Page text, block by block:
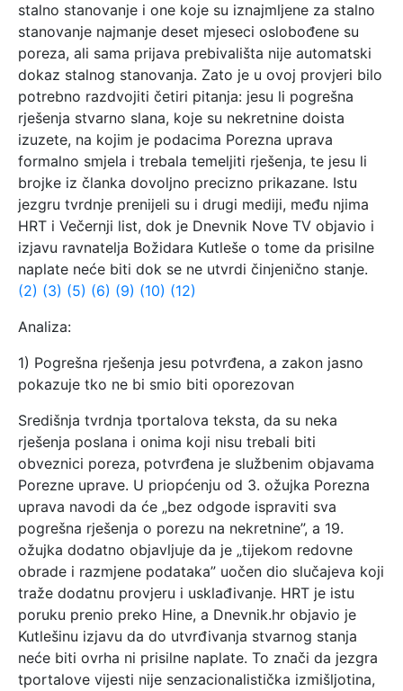
stalno stanovanje i one koje su iznajmljene za stalno
stanovanje najmanje deset mjeseci oslobođene su
poreza, ali sama prijava prebivališta nije automatski
dokaz stalnog stanovanja. Zato je u ovoj provjeri bilo
potrebno razdvojiti četiri pitanja: jesu li pogrešna
rješenja stvarno slana, koje su nekretnine doista
izuzete, na kojim je podacima Porezna uprava
formalno smjela i trebala temeljiti rješenja, te jesu li
brojke iz članka dovoljno precizno prikazane. Istu
jezgru tvrdnje prenijeli su i drugi mediji, među njima
HRT i Večernji list, dok je Dnevnik Nove TV objavio i
izjavu ravnatelja Božidara Kutleše o tome da prisilne
naplate neće biti dok se ne utvrdi činjenično stanje.
(2) (3) (5) (6) (9) (10) (12)
Analiza:
1) Pogrešna rješenja jesu potvrđena, a zakon jasno
pokazuje tko ne bi smio biti oporezovan
Središnja tvrdnja tportalova teksta, da su neka
rješenja poslana i onima koji nisu trebali biti
obveznici poreza, potvrđena je službenim objavama
Porezne uprave. U priopćenju od 3. ožujka Porezna
uprava navodi da će „bez odgode ispraviti sva
pogrešna rješenja o porezu na nekretnine”, a 19.
ožujka dodatno objavljuje da je „tijekom redovne
obrade i razmjene podataka” uočen dio slučajeva koji
traže dodatnu provjeru i usklađivanje. HRT je istu
poruku prenio preko Hine, a Dnevnik.hr objavio je
Kutlešinu izjavu da do utvrđivanja stvarnog stanja
neće biti ovrha ni prisilne naplate. To znači da jezgra
tportalove vijesti nije senzacionalistička izmišljotina,